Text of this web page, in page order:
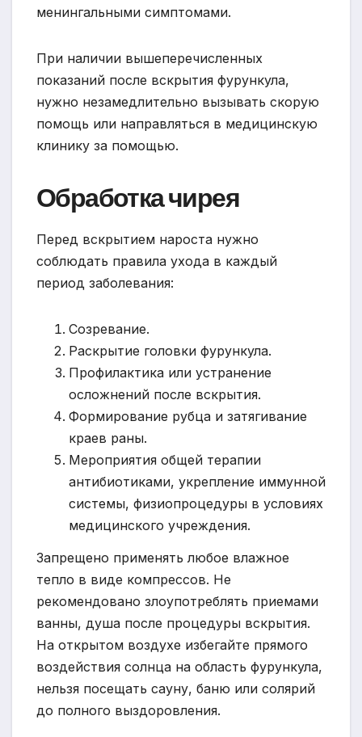
менингальными симптомами.
При наличии вышеперечисленных
показаний после вскрытия фурункула,
нужно незамедлительно вызывать скорую
помощь или направляться в медицинскую
клинику за помощью.
Обработка чирея
Перед вскрытием нароста нужно
соблюдать правила ухода в каждый
период заболевания:
Созревание.
Раскрытие головки фурункула.
Профилактика или устранение
осложнений после вскрытия.
Формирование рубца и затягивание
краев раны.
Мероприятия общей терапии
антибиотиками, укрепление иммунной
системы, физиопроцедуры в условиях
медицинского учреждения.
Запрещено применять любое влажное
тепло в виде компрессов. Не
рекомендовано злоупотреблять приемами
ванны, душа после процедуры вскрытия.
На открытом воздухе избегайте прямого
воздействия солнца на область фурункула,
нельзя посещать сауну, баню или солярий
до полного выздоровления.